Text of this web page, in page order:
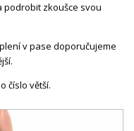
podrobit zkoušce svou
v pase doporučujeme
číslo větší.